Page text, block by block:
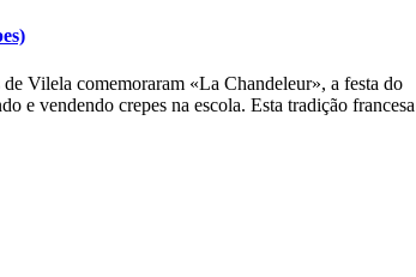
Vilela comemoraram «La Chandeleur», a festa do
e vendendo crepes na escola. Esta tradição francesa